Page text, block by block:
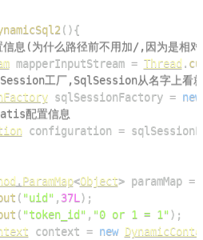
( ){
息(为什么路径前不用加/,因为是相
mapperInputStream = Thread .
工厂,SqlSession从名字上看就
sqlSessionFactory = new
配置信息
configuration =
. ParamMap<Object> paramMap =
( "uid" , 37L ) ;
( "token_id" , "0 or 1 = 1") ;
context = new